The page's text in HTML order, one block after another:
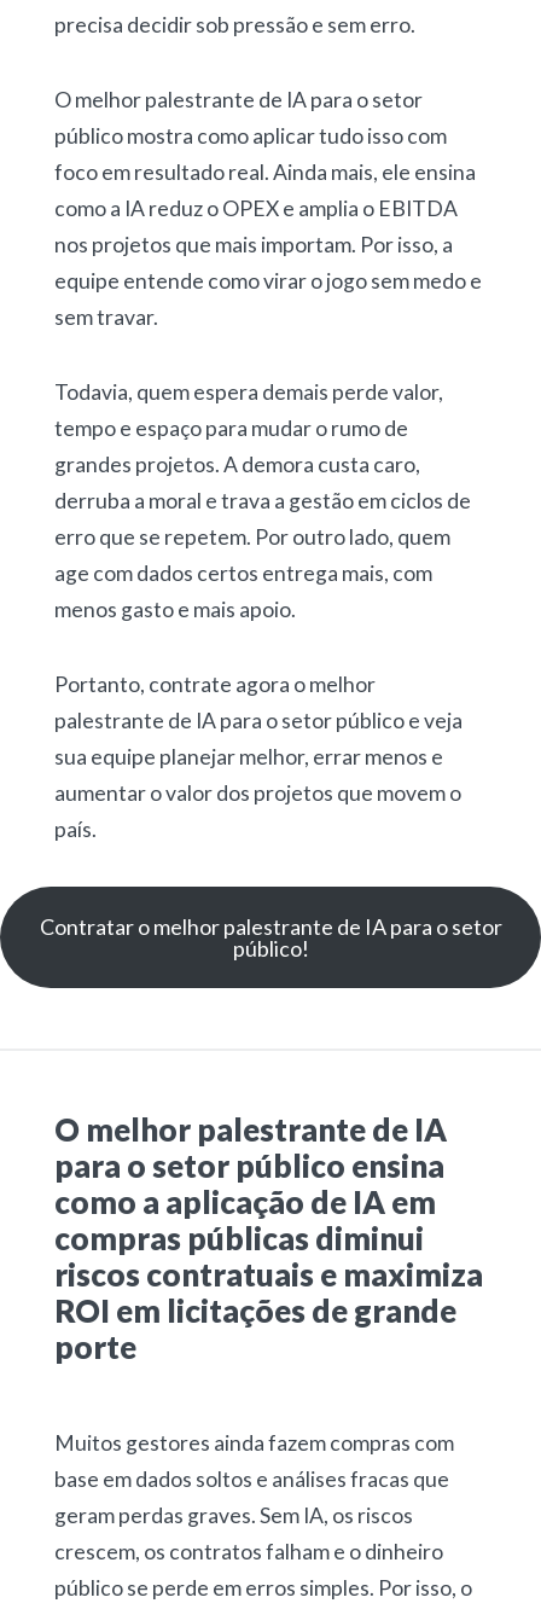
precisa decidir sob pressão e sem erro.
O melhor palestrante de IA para o setor
público mostra como aplicar tudo isso com
foco em resultado real. Ainda mais, ele ensina
como a IA reduz o OPEX e amplia o EBITDA
nos projetos que mais importam. Por isso, a
equipe entende como virar o jogo sem medo e
sem travar.
Todavia, quem espera demais perde valor,
tempo e espaço para mudar o rumo de
grandes projetos. A demora custa caro,
derruba a moral e trava a gestão em ciclos de
erro que se repetem. Por outro lado, quem
age com dados certos entrega mais, com
menos gasto e mais apoio.
Portanto, contrate agora o melhor
palestrante de IA para o setor público e veja
sua equipe planejar melhor, errar menos e
aumentar o valor dos projetos que movem o
país.
Contratar o melhor palestrante de IA para o setor
público!
O melhor palestrante de IA
para o setor público ensina
como a aplicação de IA em
compras públicas diminui
riscos contratuais e maximiza
ROI em licitações de grande
porte
Muitos gestores ainda fazem compras com
base em dados soltos e análises fracas que
geram perdas graves. Sem IA, os riscos
crescem, os contratos falham e o dinheiro
público se perde em erros simples. Por isso, o